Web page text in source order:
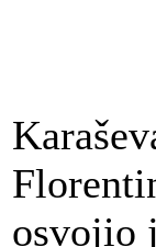
osvojio